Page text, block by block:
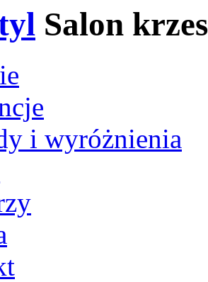
Salon
i wyróżnienia